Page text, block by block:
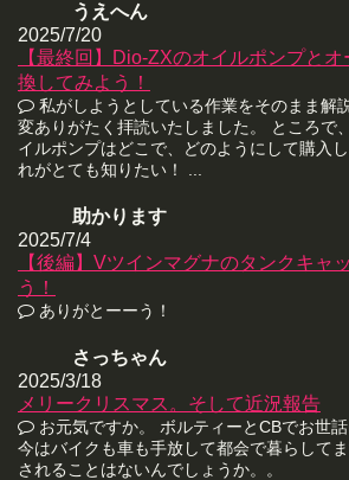
うえへん
2025/7/20
【最終回】Dio-ZXのオイルポンプと
換してみよう！
私がしようとしている作業をそのまま解
変ありがたく拝読いたしました。 ところで
イルポンプはどこで、どのようにして購入
れがとても知りたい！ ...
助かります
2025/7/4
【後編】Vツインマグナのタンクキャ
う！
ありがとーーう！
さっちゃん
2025/3/18
メリークリスマス。そして近況報告
お元気ですか。 ボルティーとCBでお世話
今はバイクも車も手放して都会で暮らして
されることはないんでしょうか。。